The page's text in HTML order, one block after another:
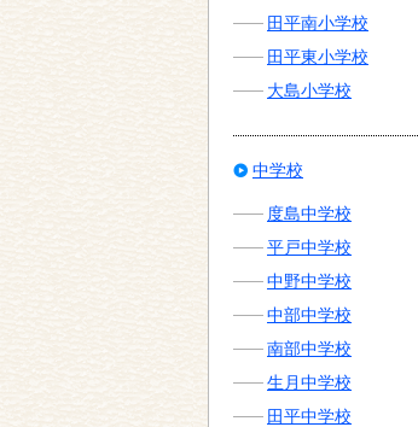
田平南小学校
田平東小学校
大島小学校
中学校
度島中学校
平戸中学校
中野中学校
中部中学校
南部中学校
生月中学校
田平中学校